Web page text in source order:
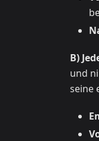
B)
und
seine